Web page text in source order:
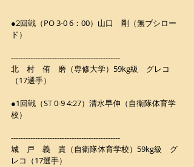
●2回戦（PO 3-0 6：00）山口　剛（無ブシロー
ド）
---------------------------------------------
北　村　侑　磨（専修大学）59kg級　グレコ
（17選手）
●1回戦（ST 0-9 4:27）清水早伸（自衛隊体育学
校）
---------------------------------------------
城　戸　義　貴（自衛隊体育学校）59kg級　グ
レコ（17選手）